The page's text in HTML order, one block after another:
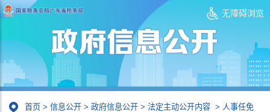
无障碍浏览
首页 > 信息公开 > 政府信息公开 > 法定主动公开内容 > 人事任免